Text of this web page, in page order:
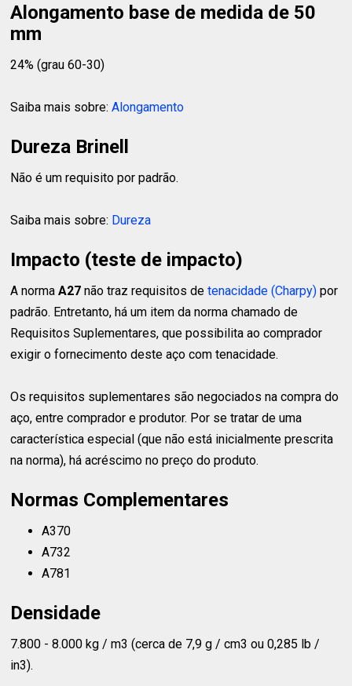
Alongamento base de medida de 50
mm
24% (grau 60-30)
Saiba mais sobre:Alongamento
Dureza Brinell
Não é um requisito por padrão.
Saiba mais sobre: Dureza
Impacto (teste de impacto)
A normaA27 não traz requisitos detenacidade (Charpy) por
padrão. Entretanto, há um item da norma chamado de
Requisitos Suplementares, que possibilita ao comprador
exigir o fornecimento deste aço com tenacidade.
Os requisitos suplementares são negociados na compra do
aço, entre comprador e produtor. Por se tratar de uma
característica especial (que não está inicialmente prescrita
na norma), há acréscimo no preço do produto.
Normas Complementares
A370
A732
A781
Densidade
7.800 - 8.000 kg / m3 (cerca de 7,9 g / cm3 ou 0,285 lb /
in3).